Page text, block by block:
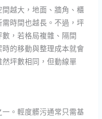
越大，地面、牆角、櫃
時間也越長。不過，坪
，若格局複雜、隔間
的移動與整理成本就會
坪數相同，但動線單
。輕度髒污通常只需基